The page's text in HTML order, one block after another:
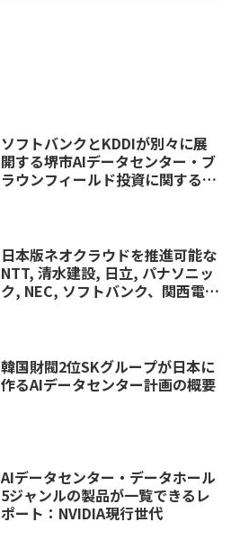
ソフトバンクとKDDIが別々に展
開する堺市AIデータセンター・ブ
ラウンフィールド投資に関するレ
日本版ネオクラウドを推進可能な
NTT, 清水建設, 日立, パナソニッ
ク, NEC, ソフトバンク、関西電力
韓国財閥2位SKグループが日本に
作るAIデータセンター計画の概要
AIデータセンター・データホール
5ジャンルの製品が一覧できるレ
ポート：NVIDIA現行世代